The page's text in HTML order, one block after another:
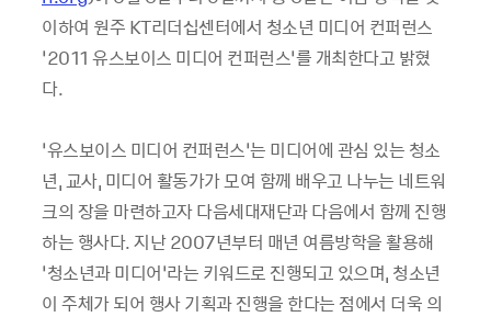
이하여 원주 KT리더십센터에서 청소년 미디어 컨퍼런스
‘2011 유스보이스 미디어 컨퍼런스’를 개최한다고 밝혔
다.
‘유스보이스 미디어 컨퍼런스’는 미디어에 관심 있는 청소
년, 교사, 미디어 활동가가 모여 함께 배우고 나누는 네트워
크의 장을 마련하고자 다음세대재단과 다음에서 함께 진행
하는 행사다. 지난 2007년부터 매년 여름방학을 활용해
‘청소년과 미디어’라는 키워드로 진행되고 있으며, 청소년
이 주체가 되어 행사 기획과 진행을 한다는 점에서 더욱 의